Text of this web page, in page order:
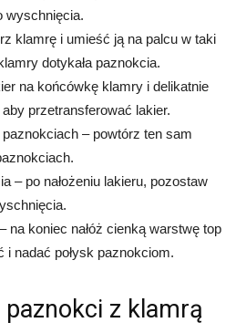
wyschnięcia.
klamrę i umieść ją na palcu w taki
dotykała paznokcia.
na końcówkę klamry i delikatnie
przetransferować lakier.
– powtórz ten sam
– po nałożeniu lakieru, pozostaw
na koniec nałóż cienką warstwę top
nadać połysk paznokciom.
z klamrą